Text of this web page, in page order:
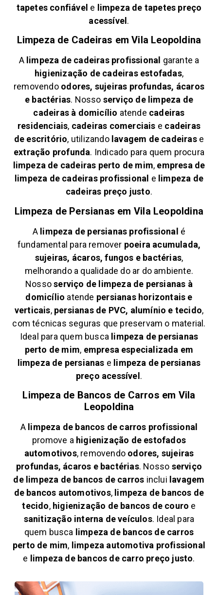
tapetes confiável e limpeza de tapetes preço
acessível .
Limpeza de Cadeiras emVila Leopoldina
A limpeza de cadeiras profissional garante a
higienização de cadeiras estofadas,
removendoodores, sujeiras profundas, ácaros
e bactérias. Nosso serviço de limpeza de
cadeiras à domicílio atende cadeiras
residenciais, cadeiras comerciais e cadeiras
de escritório, utilizando lavagem de cadeirase
extração profunda. Indicado para quem procura
limpeza de cadeiras perto de mim, empresa de
limpeza de cadeiras profissional e limpeza de
cadeiras preço justo.
Limpeza de Persianas em Vila Leopoldina
A limpeza de persianas profissional é
fundamental para remover poeira acumulada,
sujeiras, ácaros, fungos e bactérias,
melhorando a qualidade do ar do ambiente.
Nossoserviço de limpeza de persianas à
domicílio atende persianas horizontais e
verticais, persianas de PVC, alumínio e tecido,
com técnicas seguras que preservam o material.
Ideal para quem busca limpeza de persianas
perto de mim, empresa especializada em
limpeza de persianas e limpeza de persianas
preço acessível.
Limpeza de Bancos de Carros em Vila
Leopoldina
A limpeza de bancos de carros profissional
promove a higienização de estofados
automotivos, removendo odores, sujeiras
profundas, ácaros e bactérias. Nosso serviço
de limpeza de bancos de carros inclui lavagem
de bancos automotivos, limpeza de bancos de
tecido, higienização de bancos de couro e
sanitização interna de veículos. Ideal para
quem busca limpeza de bancos de carros
perto de mim, limpeza automotiva profissional
e limpeza de bancos de carro preço justo.